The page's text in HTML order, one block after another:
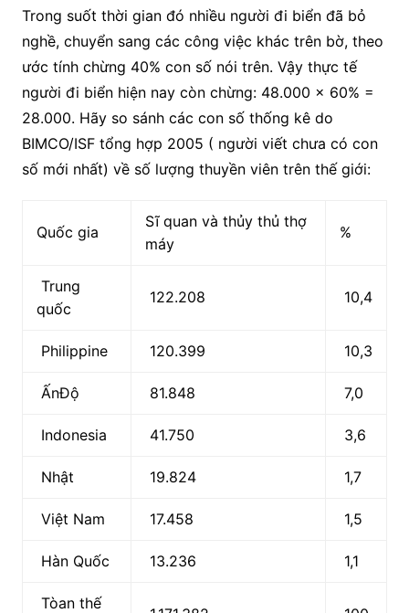
Trong suốt thời gian đó nhiều người đi biển đã bỏ
nghề, chuyển sang các công việc khác trên bờ, theo
ước tính chừng 40% con số nói trên. Vậy thực tế
người đi biển hiện nay còn chừng: 48.000 x 60% =
28.000. Hãy so sánh các con số thống kê do
BIMCO/ISF tổng hợp 2005 ( người viết chưa có con
số mới nhất) về số lượng thuyền viên trên thế giới:
Quốc gia
Sĩ quan và thủy thủ thợ
máy
%
Trung
quốc
122.208 10,4
Philippine 120.399 10,3
ẤnĐộ 81.848 7,0
Indonesia 41.750 3,6
Nhật 19.824 1,7
Việt Nam 17.458 1,5
Hàn Quốc 13.236 1,1
Tòan thế